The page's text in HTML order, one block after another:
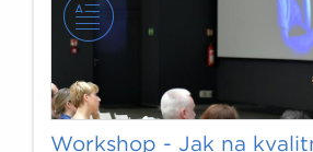
Workshop - Jak na